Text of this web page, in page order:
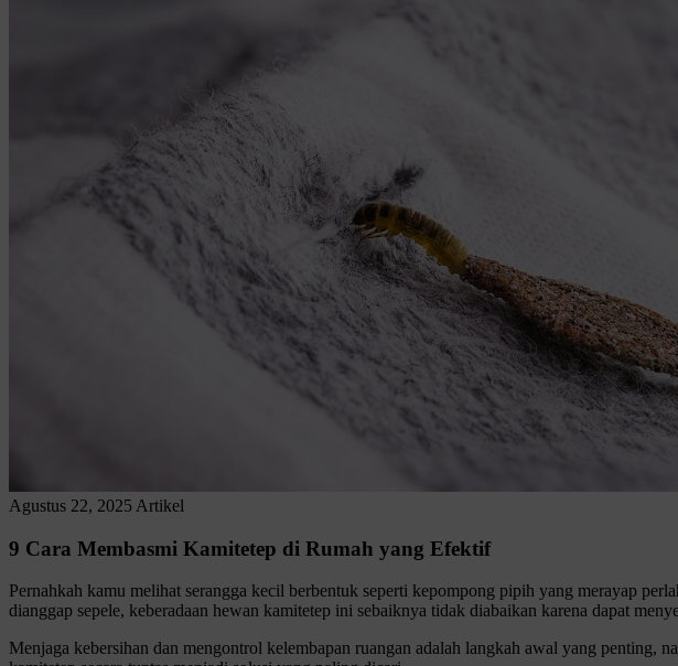
Agustus 22, 2025 Artikel
9 Cara Membasmi Kamitetep di Rumah yang Efektif
Pernahkah kamu melihat serangga kecil berbentuk seperti kepompong pipih yang merayap
dianggap sepele, keberadaan hewan kamitetep ini sebaiknya tidak diabaikan karena dapat
Menjaga kebersihan dan mengontrol kelembapan ruangan adalah langkah awal yang